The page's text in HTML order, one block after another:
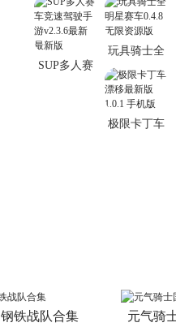
0.0.1安卓版
最新qq登录
版
SUP多人赛
玩具骑士全
明星赛车
0.4.8无限资
源版
极限卡丁车
钢铁战队合集 元气骑